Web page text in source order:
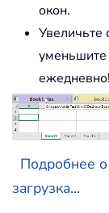
окон.
Увеличьте
ежедневно!
Подробнее
загрузка...